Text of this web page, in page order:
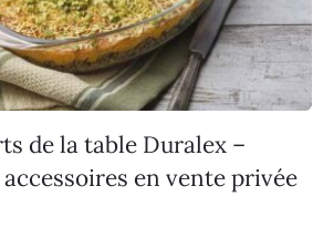
de la table Duralex –
en vente privée